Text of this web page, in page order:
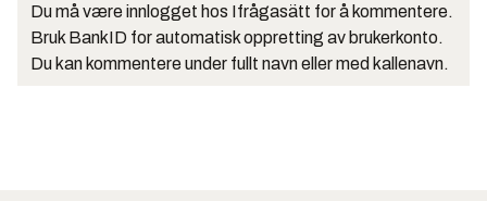
Du må være innlogget hos Ifrågasätt for å kommentere.
Bruk BankID for automatisk oppretting av brukerkonto.
Du kan kommentere under fullt navn eller med kallenavn.